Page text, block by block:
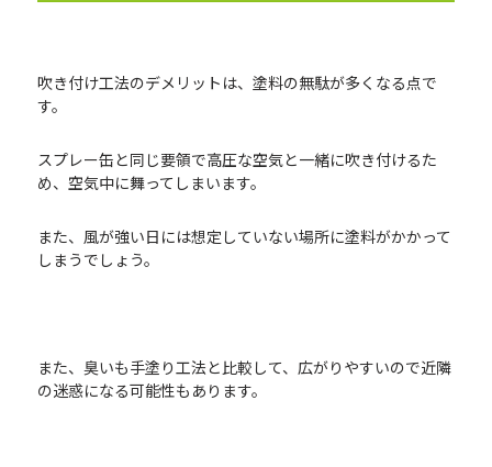
吹き付け工法のデメリットは、塗料の無駄が多くなる点で
す。
スプレー缶と同じ要領で高圧な空気と一緒に吹き付けるた
め、空気中に舞ってしまいます。
また、風が強い日には想定していない場所に塗料がかかって
しまうでしょう。
また、臭いも手塗り工法と比較して、広がりやすいので近隣
の迷惑になる可能性もあります。